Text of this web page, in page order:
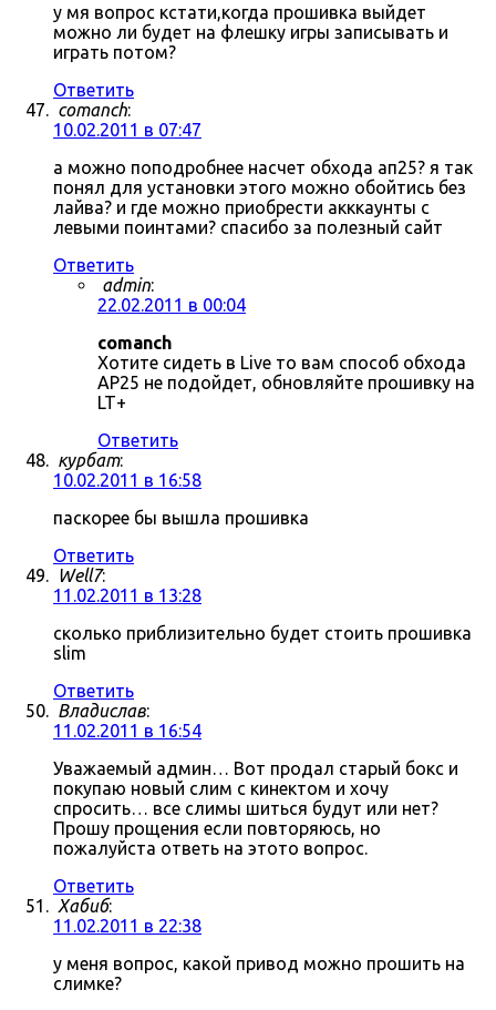
у мя вопрос кстати,когда прошивка выйдет
можно ли будет на флешку игры записывать и
играть потом?
Ответить
comanch:
10.02.2011 в 07:47
а можно поподробнее насчет обхода ап25? я так
понял для установки этого можно обойтись без
лайва? и где можно приобрести акккаунты с
левыми поинтами? спасибо за полезный сайт
Ответить
admin:
22.02.2011 в 00:04
comanch
Хотите сидеть в Live то вам способ обхода
AP25 не подойдет, обновляйте прошивку на
LT+
Ответить
курбат:
10.02.2011 в 16:58
паскорее бы вышла прошивка
Ответить
Well7:
11.02.2011 в 13:28
сколько приблизительно будет стоить прошивка
slim
Ответить
Владислав:
11.02.2011 в 16:54
Уважаемый админ… Вот продал старый бокс и
покупаю новый слим с кинектом и хочу
спросить… все слимы шиться будут или нет?
Прошу прощения если повторяюсь, но
пожалуйста ответь на этото вопрос.
Ответить
Хабиб:
11.02.2011 в 22:38
у меня вопрос, какой привод можно прошить на
слимке?